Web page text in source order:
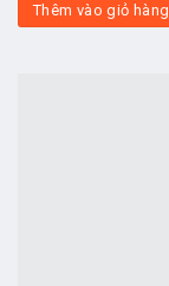
Thêm vào giỏ hàng